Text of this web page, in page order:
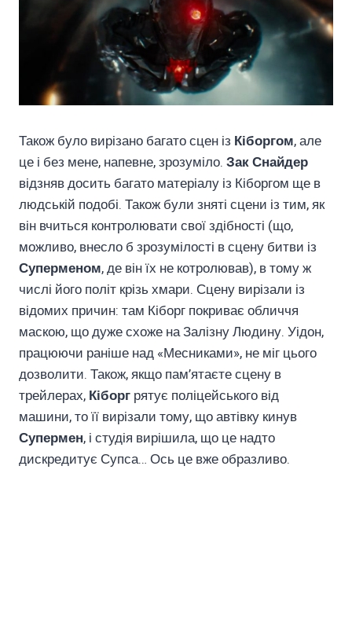
Також було вирізано багато сцен із Кіборгом, але
це і без мене, напевне, зрозуміло. Зак Снайдер
відзняв досить багато матеріалу із Кіборгом ще в
людській подобі. Також були зняті сцени із тим, як
він вчиться контролювати свої здібності (що,
можливо, внесло б зрозумілості в сцену битви із
Суперменом, де він їх не котролював), в тому ж
числі його політ крізь хмари. Сцену вирізали із
відомих причин: там Кіборг покриває обличчя
маскою, що дуже схоже на Залізну Людину. Уідон,
працюючи раніше над «Месниками», не міг цього
дозволити. Також, якщо пам’ятаєте сцену в
трейлерах, Кіборг рятує поліцейського від
машини, то її вирізали тому, що автівку кинув
Супермен, і студія вирішила, що це надто
дискредитує Супса… Ось це вже образливо.